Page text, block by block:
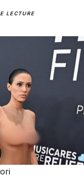
LECTURE